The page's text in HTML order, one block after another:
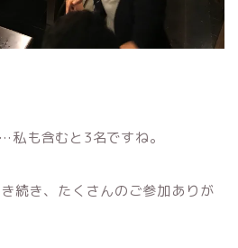
も含むと3名ですね。
続き、たくさんのご参加ありが